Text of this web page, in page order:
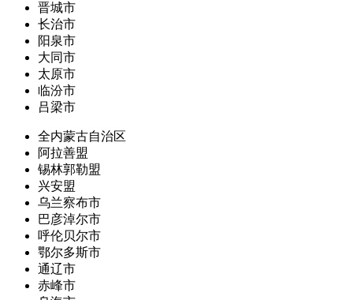
晋城市
长治市
阳泉市
大同市
太原市
临汾市
吕梁市
全内蒙古自治区
阿拉善盟
锡林郭勒盟
兴安盟
乌兰察布市
巴彦淖尔市
呼伦贝尔市
鄂尔多斯市
通辽市
赤峰市